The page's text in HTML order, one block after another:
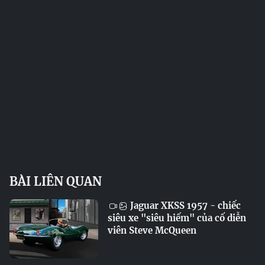
BÀI LIÊN QUAN
Jaguar XKSS 1957 - chiếc
siêu xe "siêu hiếm" của cố diễn
viên Steve McQueen